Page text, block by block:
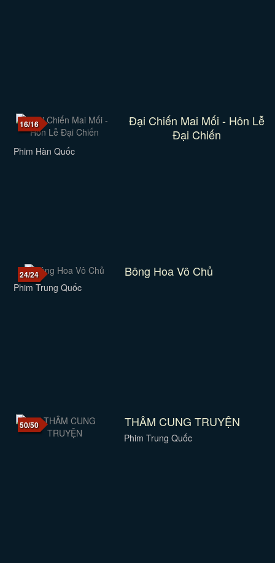
16/16
Đại Chiến Mai Mối - Hôn Lễ
Đại Chiến
Phim Hàn Quốc
24/24 Bông Hoa Vô Chủ
Phim Trung Quốc
50/50 THÂM CUNG TRUYỆN
Phim Trung Quốc